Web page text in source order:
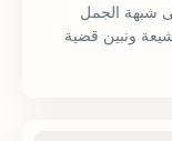
شبهة الجمل
المخشوش وعن الجمل المخشوش في كتب الشيعة ونبين قضية